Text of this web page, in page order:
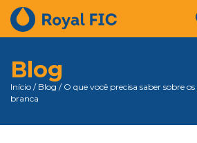
Blog
Início / Blog / O que você precisa saber sobre
branca